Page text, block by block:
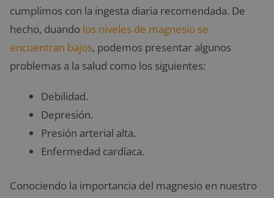
cumplimos con la ingesta diaria recomendada. De
hecho, duando los niveles de magnesio se
encuentran bajos, podemos presentar algunos
problemas a la salud como los siguientes:
Debilidad.
Depresión.
Presión arterial alta.
Enfermedad cardíaca.
Conociendo la importancia del magnesio en nuestro